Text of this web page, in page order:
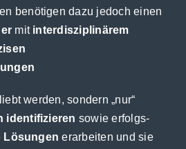
benötigen dazu jedoch einen
mit interdisziplinärem
werden, sondern „nur“
identifizieren sowie erfolgs-
Lösungen erarbeiten und sie